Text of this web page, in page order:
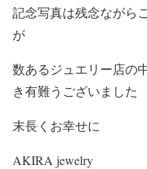
記念写真は残念ながら
が
数あるジュエリー店の
き有難うございました
末長くお幸せに
AKIRA jewelry